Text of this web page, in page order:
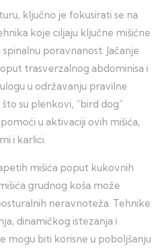
ključno je fokusirati se na
koje ciljaju ključne mišićne
poravnanost. Jačanje
trasverzalnog abdominisa i
u održavanju pravilne
su plenkovi, “bird dog”
u aktivaciji ovih mišića,
i karlici.
mišića poput kukovnih
grudnog koša može
neravnoteža. Tehnike
dinamičkog istezanja i
mogu biti korisne u poboljšanju